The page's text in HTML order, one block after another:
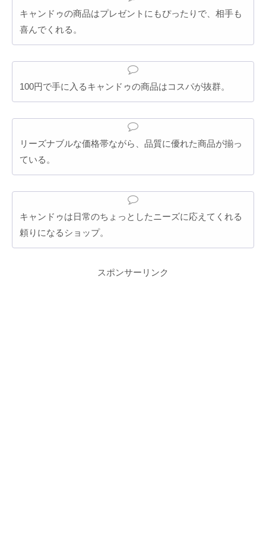
キャンドゥの商品はプレゼントにもぴったりで、相手も
喜んでくれる。
100円で手に入るキャンドゥの商品はコスパが抜群。
リーズナブルな価格帯ながら、品質に優れた商品が揃っ
ている。
キャンドゥは日常のちょっとしたニーズに応えてくれる
頼りになるショップ。
スポンサーリンク